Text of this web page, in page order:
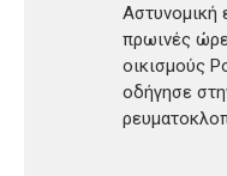
Αστυνομική
πρωινές
οικισμούς
οδήγησε